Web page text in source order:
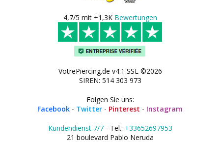
4,7/5 mit +1,3K Bewertungen
VotrePiercing.de v4.1 SSL ©2026
SIREN: 514 303 973
Folgen Sie uns:
Facebook - Twitter - Pinterest - Instagram
Kundendienst 7/7- Tel.: +33652697953
21 boulevard Pablo Neruda